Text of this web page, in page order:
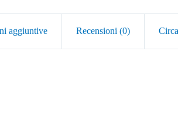
aggiuntive Recensioni (0)